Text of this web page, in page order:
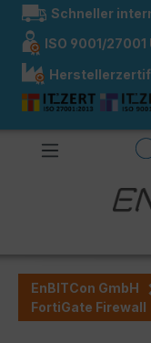
springen
Schneller
ISO 9001/
EnBITCon GmbH
FortiGate Firewall